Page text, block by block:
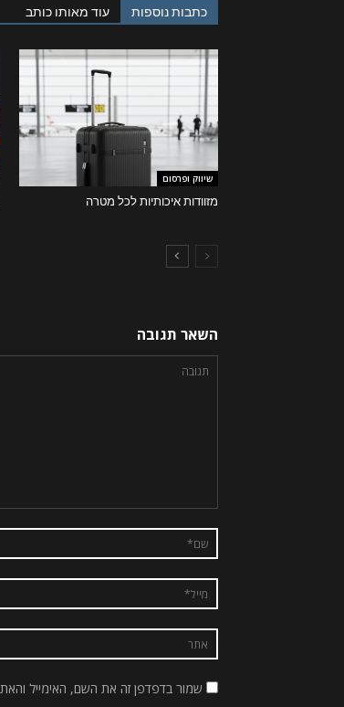
כתבות נוספות עוד מאותו כותב
שיווק ופרסום
מזוודות איכותיות לכל מטרה
השאר תגובה
שמור בדפדפן זה את השם, האימייל